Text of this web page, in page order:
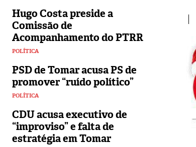
Hugo Costa preside a
Comissão de
Acompanhamento do PTRR
POLÍTICA
PSD de Tomar acusa PS de
promover “ruído político”
POLÍTICA
CDU acusa executivo de
“improviso” e falta de
estratégia em Tomar